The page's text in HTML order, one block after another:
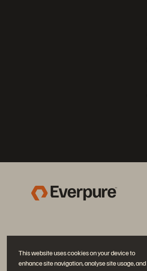
This website uses cookies on your device to
enhance site navigation, analyse site usage, and